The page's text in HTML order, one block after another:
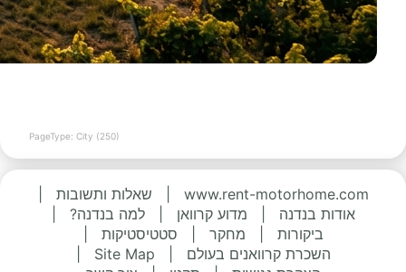
PageType: City (250)
www.rent-motorhome.com שאלות ותשובות
אודות בנדנה
מדוע קרוואן למה בנדנה?
ביקורות
מחקר סטטיסטיקות
השכרת קרוואנים בעולם
Site Map